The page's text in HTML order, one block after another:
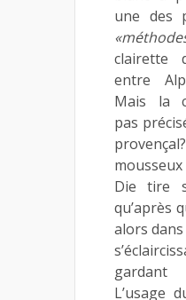
une des
clairette
entre
Mais la
pas
Die tire
qu’après
alors
L’usage